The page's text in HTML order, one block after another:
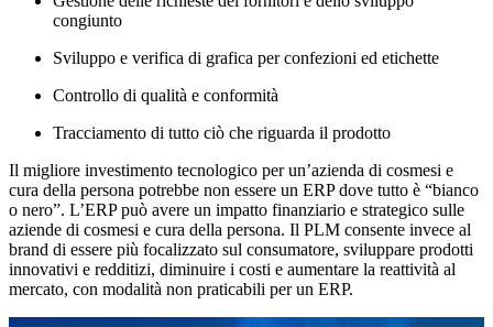
congiunto
Sviluppo e verifica di grafica per confezioni ed etichette
Controllo di qualità e conformità
Tracciamento di tutto ciò che riguarda il prodotto
Il migliore investimento tecnologico per un’azienda di cosmesi e
cura della persona potrebbe non essere un ERP dove tutto è “bianco
o nero”. L’ERP può avere un impatto finanziario e strategico sulle
aziende di cosmesi e cura della persona. Il PLM consente invece al
brand di essere più focalizzato sul consumatore, sviluppare prodotti
innovativi e redditizi, diminuire i costi e aumentare la reattività al
mercato, con modalità non praticabili per un ERP.